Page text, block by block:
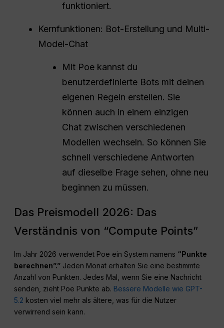
funktioniert.
Kernfunktionen: Bot-Erstellung und Multi-
Model-Chat
Mit Poe kannst du
benutzerdefinierte Bots mit deinen
eigenen Regeln erstellen. Sie
können auch in einem einzigen
Chat zwischen verschiedenen
Modellen wechseln. So können Sie
schnell verschiedene Antworten
auf dieselbe Frage sehen, ohne neu
beginnen zu müssen.
Das Preismodell 2026: Das
Verständnis von “Compute Points”
Im Jahr 2026 verwendet Poe ein System namens “Punkte
berechnen”.” Jeden Monat erhalten Sie eine bestimmte
Anzahl von Punkten. Jedes Mal, wenn Sie eine Nachricht
senden, zieht Poe Punkte ab. Bessere Modelle wie GPT-
5.2 kosten viel mehr als ältere, was für die Nutzer
verwirrend sein kann.